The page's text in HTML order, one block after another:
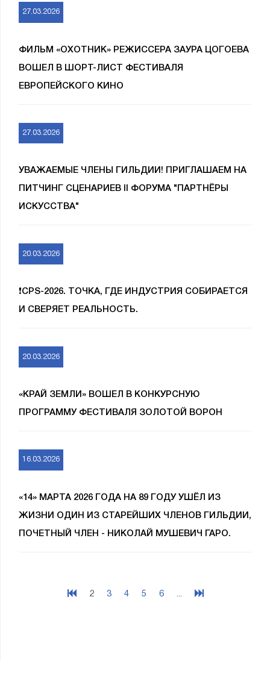
27.03.2026
ФИЛЬМ «ОХОТНИК» РЕЖИССЕРА ЗАУРА ЦОГОЕВА
ВОШЕЛ В ШОРТ-ЛИСТ ФЕСТИВАЛЯ
ЕВРОПЕЙСКОГО КИНО
27.03.2026
УВАЖАЕМЫЕ ЧЛЕНЫ ГИЛЬДИИ! ПРИГЛАШАЕМ НА
ПИТЧИНГ СЦЕНАРИЕВ II ФОРУМА "ПАРТНЁРЫ
ИСКУССТВА"
20.03.2026
❗️CPS-2026. ТОЧКА, ГДЕ ИНДУСТРИЯ СОБИРАЕТСЯ
И СВЕРЯЕТ РЕАЛЬНОСТЬ.
20.03.2026
«КРАЙ ЗЕМЛИ» ВОШЕЛ В КОНКУРСНУЮ
ПРОГРАММУ ФЕСТИВАЛЯ ЗОЛОТОЙ ВОРОН
16.03.2026
«14» МАРТА 2026 ГОДА НА 89 ГОДУ УШЁЛ ИЗ
ЖИЗНИ ОДИН ИЗ СТАРЕЙШИХ ЧЛЕНОВ ГИЛЬДИИ,
ПОЧЕТНЫЙ ЧЛЕН - НИКОЛАЙ МУШЕВИЧ ГАРО.
2 3 4 5 6 ...